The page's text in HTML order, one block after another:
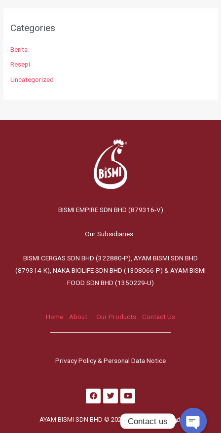
Categories
Berita
Resepi
Uncategorized
BISMI EMPIRE SDN BHD (879316-V)
Our Subsidiaries :
BISMI CERGAS SDN BHD (322880-P), AYAM BISMI SDN BHD
(879314-K), NAKA BIOLIFE SDN BHD (1308066-P) & AYAM BISMI
FOOD SDN BHD (1350229-U)
Home About Our Products Contact Us
Privacy Policy & Personal Data Notice
AYAM BISMI SDN BHD © 2025 l All rights reserved.
Contact us